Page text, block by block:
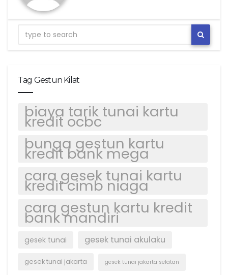
Tag Gestun Kilat
biaya tarik tunai kartu
kredit ocbc
bunga gestun kartu
kredit bank mega
cara gesek tunai kartu
kredit cimb niaga
cara gestun kartu kredit
bank mandiri
gesek tunai gesek tunai akulaku
gesek tunai jakarta gesek tunai jakarta selatan